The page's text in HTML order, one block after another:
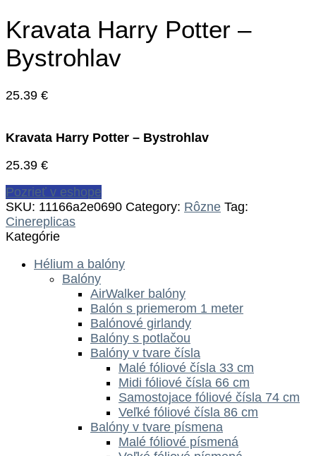
Kravata Harry Potter –
Bystrohlav
25.39 €
Kravata Harry Potter – Bystrohlav
25.39 €
Pozrieť v eshope
SKU: 11166a2e0690 Category: Rôzne Tag:
Cinereplicas
Kategórie
Hélium a balóny
Balóny
AirWalker balóny
Balón s priemerom 1 meter
Balónové girlandy
Balóny s potlačou
Balóny v tvare čísla
Malé fóliové čísla 33 cm
Midi fóliové čísla 66 cm
Samostojace fóliové čísla 74 cm
Veľké fóliové čísla 86 cm
Balóny v tvare písmena
Malé fóliové písmená